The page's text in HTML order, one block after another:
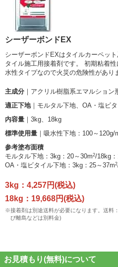
シーザーボンドEX
シーザーボンドEXはタイルカーペッ
タイル施工用接着剤です。 初期粘着
水性タイプなので火災の危険性があり
主成分 ｜アクリル樹脂系エマルション
適正下地｜モルタル下地、OA・塩ビ
内容量 ｜3kg、18kg
標準使用量 ｜吸水性下地：100～120g/
参考塗布面積
モルタル下地：3kg：20～30m2/18kg
OA・塩ビタイル下地：3kg：25～37m2
3kg：4,257円(税込)
18kg：19,668円(税込)
※接着剤は別途送料が必要になります。送料
び離島などは別料金)
お見積もり(無料)について